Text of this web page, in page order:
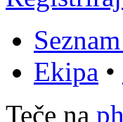
Ekipa •
Teče na